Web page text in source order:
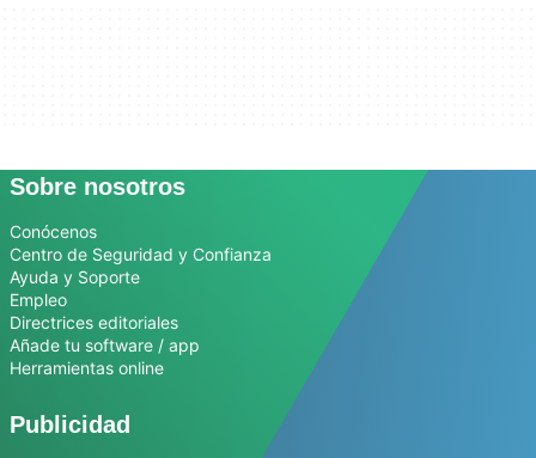
Sobre nosotros
Conócenos
Centro de Seguridad y Confianza
Ayuda y Soporte
Empleo
Directrices editoriales
Añade tu software / app
Herramientas online
Publicidad